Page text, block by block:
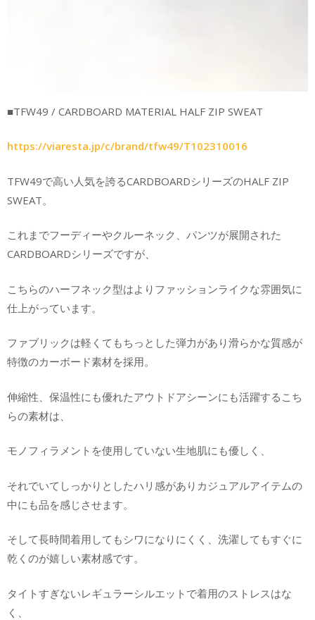
■TFW49 / CARDBOARD MATERIAL HALF ZIP SWEAT
https://viaresta.jp/c/brand/tfw49/T102310016
TFW49で高い人気を誇るCARDBOARDシリーズのHALF ZIP
SWEAT。
これまでフーディーやクルーネック、パンツが展開された
CARDBOARDシリーズですが、
こちらのハーフネック型はよりファッションライクな雰囲気に
仕上がっています。
ファブリックは軽くてもちっとした弾力があり滑らかな質感が
特徴のカーボード素材を採用。
伸縮性、保温性にも優れたアウトドアシーンにも活躍するこち
らの素材は、
モノフィラメントを使用していない生地肌にも優しく、
それでいてしっかりとしたハリ感がありカジュアルアイテムの
中にも品を感じさせます。
そして長時間着用してもシワになりにくく、洗濯してもすぐに
乾くのが嬉しい素材感です。
タイトすぎないレギュラーシルエットで着用のストレスはな
く、